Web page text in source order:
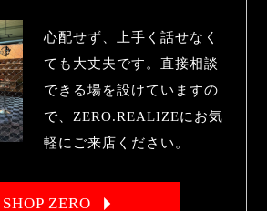
心配せず、上手く話せなく
ても大丈夫です。直接相談
できる場を設けていますの
で、ZERO.REALIZEにお気
軽にご来店ください。
SHOP ZERO